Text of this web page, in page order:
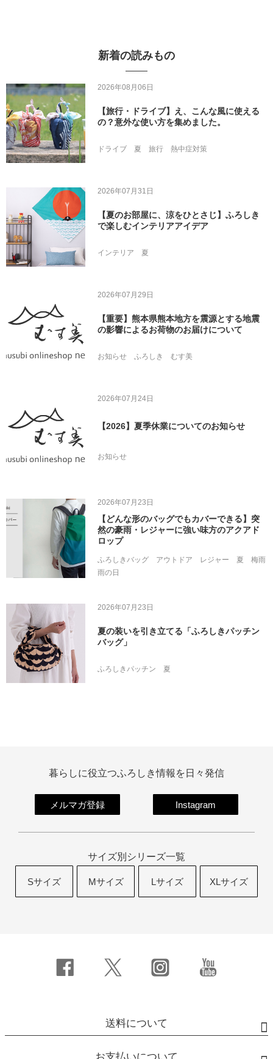
新着の読みもの
2026年08月06日
【旅行・ドライブ】え、こんな風に使える
の？意外な使い方を集めました。
ドライブ 夏 旅行 熱中症対策
2026年07月31日
【夏のお部屋に、涼をひとさじ】ふろしき
で楽しむインテリアアイデア
インテリア 夏
2026年07月29日
【重要】熊本県熊本地方を震源とする地震
の影響によるお荷物のお届けについて
お知らせ ふろしき むす美
2026年07月24日
【2026】夏季休業についてのお知らせ
お知らせ
2026年07月23日
【どんな形のバッグでもカバーできる】突
然の豪雨・レジャーに強い味方のアクアド
ロップ
ふろしきバッグ アウトドア レジャー 夏
梅雨
雨の日
2026年07月23日
夏の装いを引き立てる「ふろしきパッチン
バッグ」
ふろしきパッチン 夏
暮らしに役立つふろしき情報を日々発信
メルマガ登録 Instagram
サイズ別シリーズ一覧
Sサイズ Mサイズ Lサイズ XLサイズ
送料について